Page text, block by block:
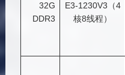
32G
DDR3
E3-1230V3（4
核8线程）